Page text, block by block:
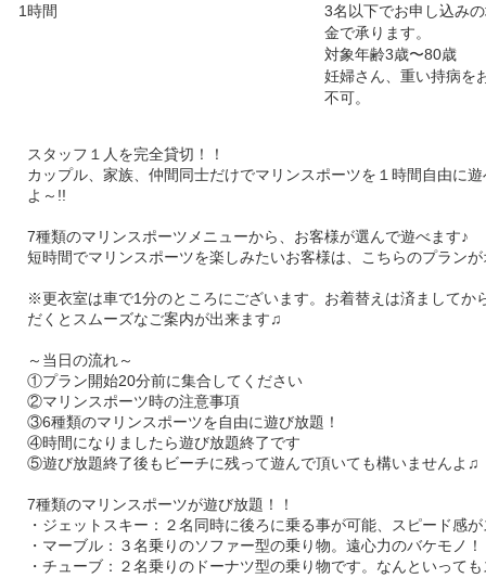
1時間
3名以下でお申し込み
金で承ります。
対象年齢3歳〜80歳
妊婦さん、重い持病を
不可。
スタッフ１人を完全貸切！！
カップル、家族、仲間同士だけでマリンスポーツを１時間自由に
よ～!!
7種類のマリンスポーツメニューから、お客様が選んで遊べます♪
短時間でマリンスポーツを楽しみたいお客様は、こちらのプラン
※更衣室は車で1分のところにございます。お着替えは済ましてか
だくとスムーズなご案内が出来ます♫
～当日の流れ～
①プラン開始20分前に集合してください
②マリンスポーツ時の注意事項
③6種類のマリンスポーツを自由に遊び放題！
④時間になりましたら遊び放題終了です
⑤遊び放題終了後もビーチに残って遊んで頂いても構いませんよ♫
7種類のマリンスポーツが遊び放題！！
・ジェットスキー：２名同時に後ろに乗る事が可能、スピード感
・マーブル：３名乗りのソファー型の乗り物。遠心力のバケモノ！
・チューブ：２名乗りのドーナツ型の乗り物です。なんといって